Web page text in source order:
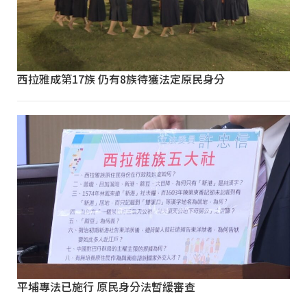
西拉雅成第17族 仍有8族待獲法定原民身分
平埔專法已施行 原民身分法暫緩審查